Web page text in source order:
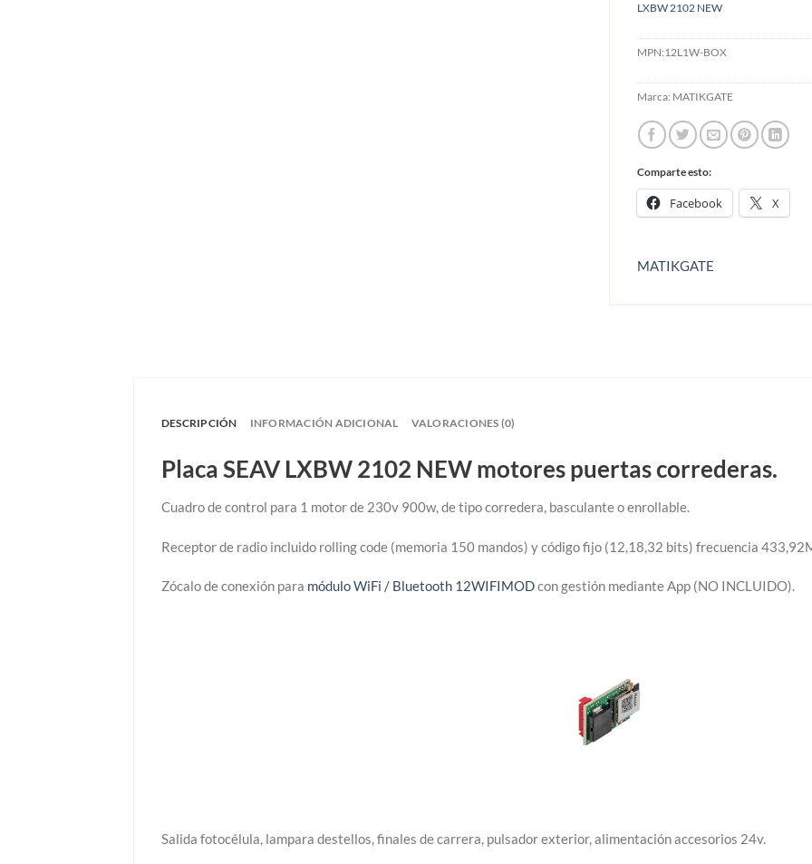
LXBW 2102 NEW
MPN:12L1W-BOX
Marca: MATIKGATE
Comparte esto:
Facebook X
MATIKGATE
DESCRIPCIÓN INFORMACIÓN ADICIONAL VALORACIONES (0)
Placa SEAV LXBW 2102 NEW motores puertas correderas.
Cuadro de control para 1 motor de 230v 900w, de tipo corredera, basculante o enrollable.
Receptor de radio incluido rolling code (memoria 150 mandos) y código fijo (12,18,32 bits) frecuencia
Zócalo de conexión para módulo WiFi / Bluetooth 12WIFIMODcon gestión mediante App (NO INCLUIDO).
Salida fotocélula, lampara destellos, finales de carrera, pulsador exterior, alimentación accesorios 24v.